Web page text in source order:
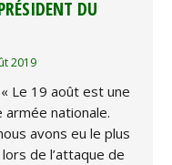
DU
2019
Le 19 août est une
nationale.
avons eu le plus
de l’attaque de